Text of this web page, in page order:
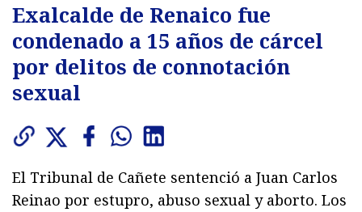
Exalcalde de Renaico fue
condenado a 15 años de cárcel
por delitos de connotación
sexual
El Tribunal de Cañete sentenció a Juan Carlos
Reinao por estupro, abuso sexual y aborto. Los